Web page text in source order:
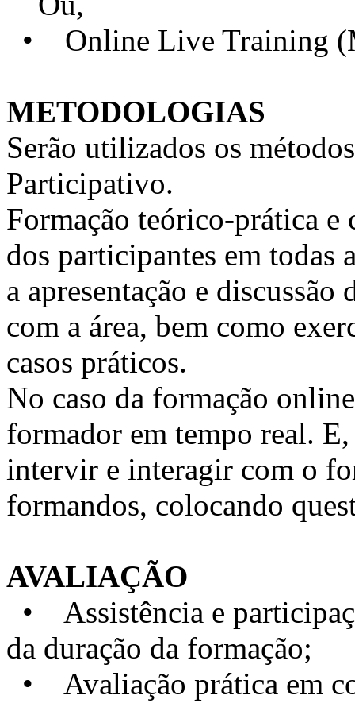
• Online Live Training
METODOLOGIAS
Serão utilizados os
Participativo.
Formação teórico-prática e
dos participantes em todas
a apresentação e
com a área, bem como
casos práticos.
No caso da formação
formador em tempo real.
intervir e interagir com o
formandos, colocando
AVALIAÇÃO
• Assistência e
da duração da formação;
• Avaliação prática em